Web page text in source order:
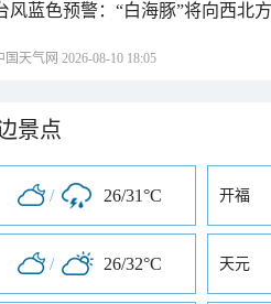
风蓝色预警：“白海豚”将向西北
国天气网 2026-08-10 18:05
景点
/ 26/31°C 开福
/ 26/32°C 天元